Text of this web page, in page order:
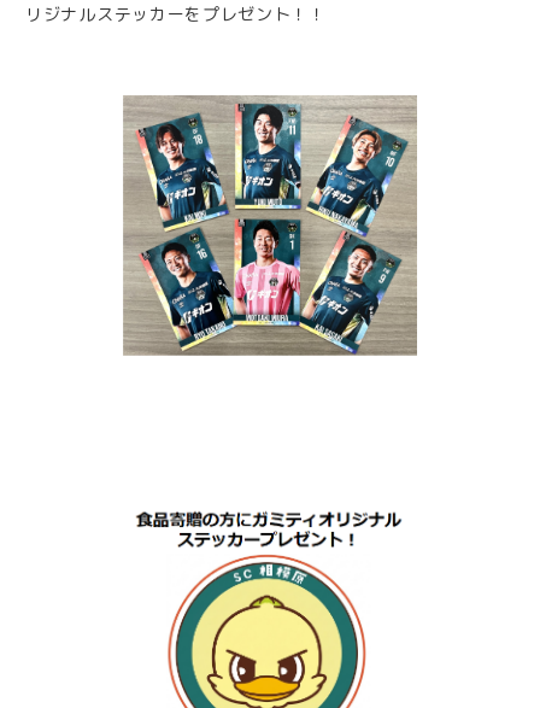
リジナルステッカーをプレゼント！！